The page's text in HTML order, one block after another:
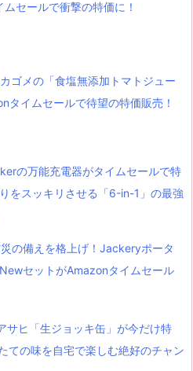
セールで衝撃の特価に！
カゴメの「食塩無添加トマトジュー
タイムセールで待望の特価販売！
の万能充電器がタイムセールで特
をスッキリさせる「6-in-1」の最強
災の備えを格上げ！Jackeryポータ
セットがAmazonタイムセール
サヒ「生ジョッキ缶」が今だけ特
ての味を自宅で楽しむ絶好のチャン